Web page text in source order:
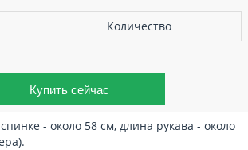
Количество
- около 58 см, длина рукава - около